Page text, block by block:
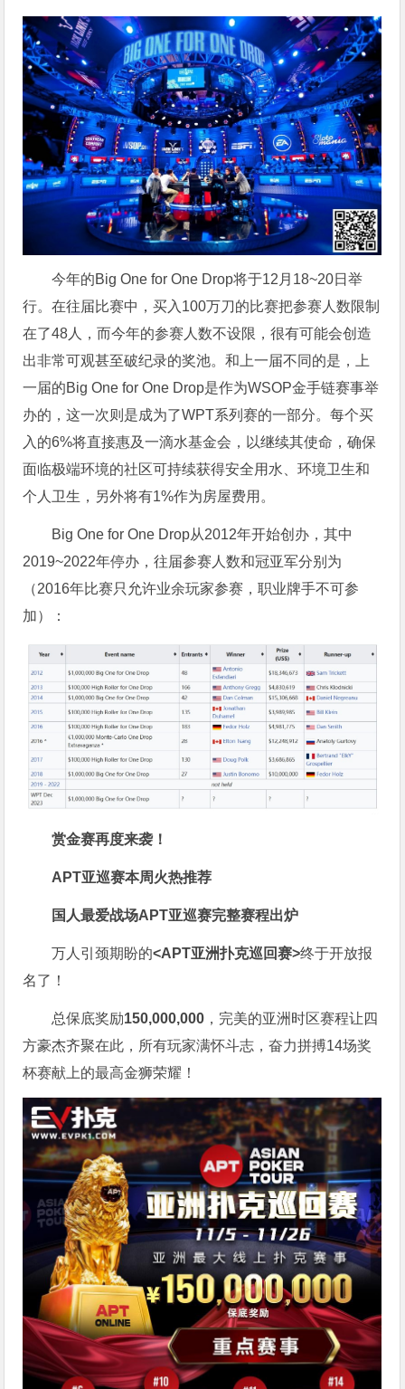
今年的Big One for One Drop将于12月18~20日举
行。在往届比赛中，买入100万刀的比赛把参赛人数限制
在了48人，而今年的参赛人数不设限，很有可能会创造
出非常可观甚至破纪录的奖池。和上一届不同的是，上
一届的Big One for One Drop是作为WSOP金手链赛事举
办的，这一次则是成为了WPT系列赛的一部分。每个买
入的6%将直接惠及一滴水基金会，以继续其使命，确保
面临极端环境的社区可持续获得安全用水、环境卫生和
个人卫生，另外将有1%作为房屋费用。
Big One for One Drop从2012年开始创办，其中
2019~2022年停办，往届参赛人数和冠亚军分别为
（2016年比赛只允许业余玩家参赛，职业牌手不可参
加）：
赏金赛再度来袭！
APT亚巡赛本周火热推荐
国人最爱战场APT亚巡赛完整赛程出炉
万人引颈期盼的<APT亚洲扑克巡回赛>终于开放报
名了！
总保底奖励150,000,000 ，完美的亚洲时区赛程让四
方豪杰齐聚在此，所有玩家满怀斗志，奋力拼搏14场奖
杯赛献上的最高金狮荣耀！